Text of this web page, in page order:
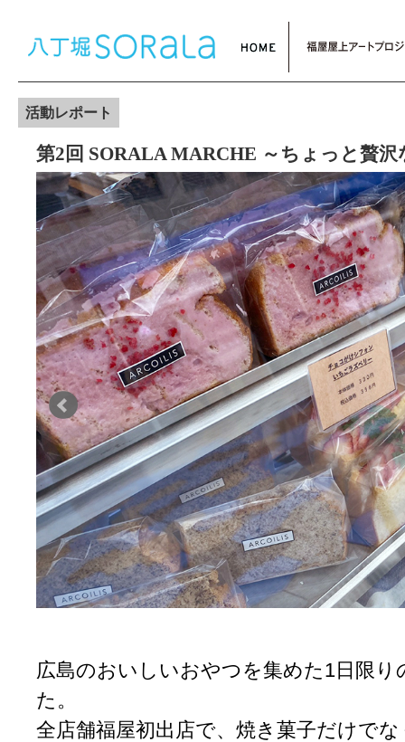
活動レポート
第2回 SORALA MARCHE ～ちょっと贅
広島のおいしいおやつを集めた1日限
た。
全店舗福屋初出店で、焼き菓子だけで